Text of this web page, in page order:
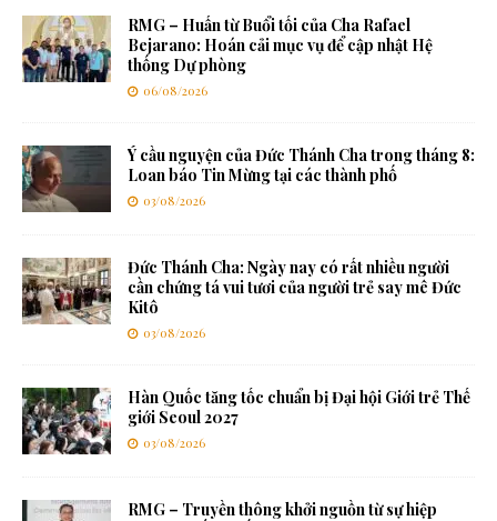
RMG – Huấn từ Buổi tối của Cha Rafael
Bejarano: Hoán cải mục vụ để cập nhật Hệ
thống Dự phòng
06/08/2026
Ý cầu nguyện của Đức Thánh Cha trong tháng 8:
Loan báo Tin Mừng tại các thành phố
03/08/2026
Đức Thánh Cha: Ngày nay có rất nhiều người
cần chứng tá vui tươi của người trẻ say mê Đức
Kitô
03/08/2026
Hàn Quốc tăng tốc chuẩn bị Đại hội Giới trẻ Thế
giới Seoul 2027
03/08/2026
RMG – Truyền thông khởi nguồn từ sự hiệp